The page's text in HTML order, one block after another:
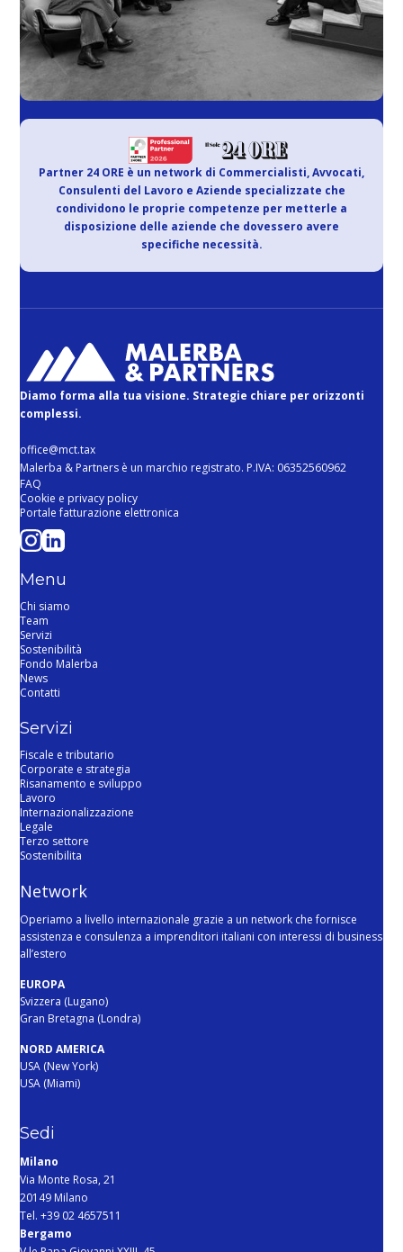
Partner 24 ORE è un network di Commercialisti, Avvocati,
Consulenti del Lavoro e Aziende specializzate che
condividono le proprie competenze per metterle a
disposizione delle aziende che dovessero avere
specifiche necessità.
Diamo forma alla tua visione. Strategie chiare per orizzonti
complessi.
office@mct.tax
Malerba & Partners è un marchio registrato. P.IVA: 06352560962
FAQ
Cookie e privacy policy
Portale fatturazione elettronica
Menu
Chi siamo
Team
Servizi
Sostenibilità
Fondo Malerba
News
Contatti
Servizi
Fiscale e tributario
Corporate e strategia
Risanamento e sviluppo
Lavoro
Internazionalizzazione
Legale
Terzo settore
Sostenibilita
Network
Operiamo a livello internazionale grazie a un network che fornisce
assistenza e consulenza a imprenditori italiani con interessi di business
all’estero
EUROPA
Svizzera (Lugano)
Gran Bretagna (Londra)
NORD AMERICA
USA (New York)
USA (Miami)
Sedi
Milano
Via Monte Rosa, 21
20149 Milano
Tel. +39 02 4657511
Bergamo